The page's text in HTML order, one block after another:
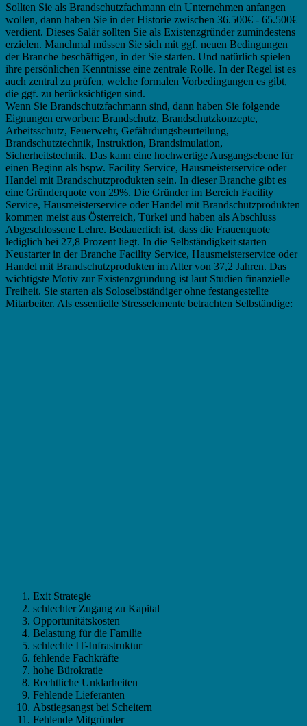
Sollten Sie als Brandschutzfachmann ein Unternehmen anfangen
wollen, dann haben Sie in der Historie zwischen 36.500€ - 65.500€
verdient. Dieses Salär sollten Sie als Existenzgründer zumindestens
erzielen. Manchmal müssen Sie sich mit ggf. neuen Bedingungen
der Branche beschäftigen, in der Sie starten. Und natürlich spielen
ihre persönlichen Kenntnisse eine zentrale Rolle. In der Regel ist es
auch zentral zu prüfen, welche formalen Vorbedingungen es gibt,
die ggf. zu berücksichtigen sind.
Wenn Sie Brandschutzfachmann sind, dann haben Sie folgende
Eignungen erworben: Brandschutz, Brandschutzkonzepte,
Arbeitsschutz, Feuerwehr, Gefährdungsbeurteilung,
Brandschutztechnik, Instruktion, Brandsimulation,
Sicherheitstechnik. Das kann eine hochwertige Ausgangsebene für
einen Beginn als bspw. Facility Service, Hausmeisterservice oder
Handel mit Brandschutzprodukten sein. In dieser Branche gibt es
eine Gründerquote von 29%. Die Gründer im Bereich Facility
Service, Hausmeisterservice oder Handel mit Brandschutzprodukten
kommen meist aus Österreich, Türkei und haben als Abschluss
Abgeschlossene Lehre. Bedauerlich ist, dass die Frauenquote
lediglich bei 27,8 Prozent liegt. In die Selbständigkeit starten
Neustarter in der Branche Facility Service, Hausmeisterservice oder
Handel mit Brandschutzprodukten im Alter von 37,2 Jahren. Das
wichtigste Motiv zur Existenzgründung ist laut Studien finanzielle
Freiheit. Sie starten als Soloselbständiger ohne festangestellte
Mitarbeiter. Als essentielle Stresselemente betrachten Selbständige:
Exit Strategie
schlechter Zugang zu Kapital
Opportunitätskosten
Belastung für die Familie
schlechte IT-Infrastruktur
fehlende Fachkräfte
hohe Bürokratie
Rechtliche Unklarheiten
Fehlende Lieferanten
Abstiegsangst bei Scheitern
Fehlende Mitgründer